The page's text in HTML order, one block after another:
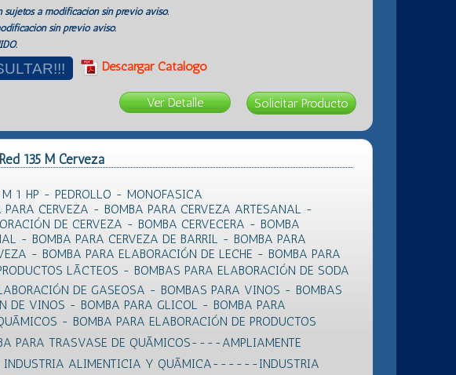
sujetos a modificación sin previo aviso.
sin previo aviso.
Descargar Catálogo
Ver Detalle
135 M Cerveza
M 1 HP - PEDROLLO - MONOFASICA
PARA CERVEZA - BOMBA PARA CERVEZA ARTESANAL -
DE CERVEZA - BOMBA CERVECERA - BOMBA
- BOMBA PARA CERVEZA DE BARRIL - BOMBA PARA
- BOMBA PARA ELABORACIÓN DE LECHE - BOMBA PARA
LÃCTEOS - BOMBAS PARA ELABORACIÓN DE SODA
DE GASEOSA - BOMBAS PARA VINOS - BOMBAS
DE VINOS - BOMBA PARA GLICOL - BOMBA PARA
- BOMBA PARA ELABORACIÓN DE PRODUCTOS
PARA TRASVASE DE QUÃMICOS----AMPLIAMENTE
INDUSTRIA ALIMENTICIA Y QUÃMICA------INDUSTRIA